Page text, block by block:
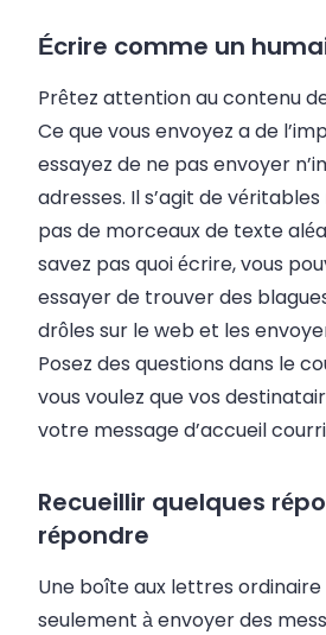
Écrire comme un
Prêtez attention au contenu
Ce que vous envoyez a de
essayez de ne pas envoyer
adresses. Il s’agit de
pas de morceaux de texte
savez pas quoi écrire, vous
essayer de trouver des
drôles sur le web et les
Posez des questions dans le
vous voulez que vos
votre message d’accueil
Recueillir quelques
répondre
Une boîte aux lettres
seulement à envoyer des